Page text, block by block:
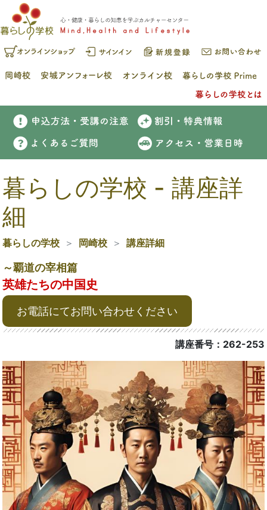
暮らしの学校 - 講座詳
細
暮らしの学校 岡崎校 講座詳細
～覇道の宰相篇
英雄たちの中国史
お電話にてお問い合わせください
講座番号：262-253